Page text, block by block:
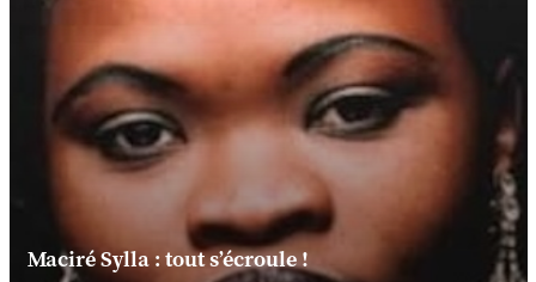
Maciré Sylla : tout s’écroule !